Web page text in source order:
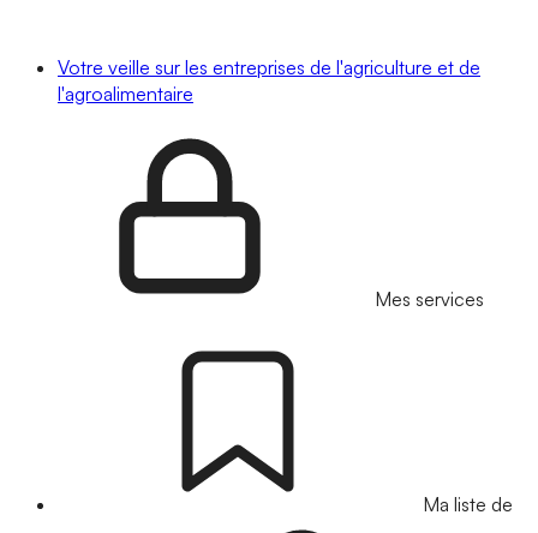
Votre veille sur les entreprises de l'agriculture et de
l'agroalimentaire
Mes services
Ma liste de